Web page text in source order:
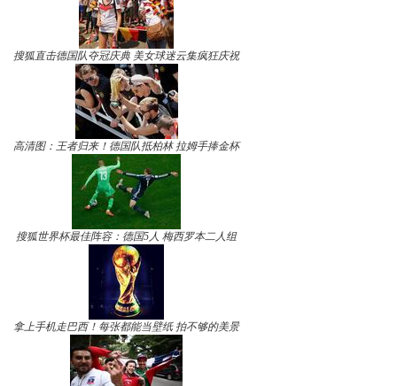
搜狐直击德国队夺冠庆典 美女球迷云集疯狂庆祝
高清图：王者归来！德国队抵柏林 拉姆手捧金杯
搜狐世界杯最佳阵容：德国5人 梅西罗本二人组
拿上手机走巴西！每张都能当壁纸 拍不够的美景